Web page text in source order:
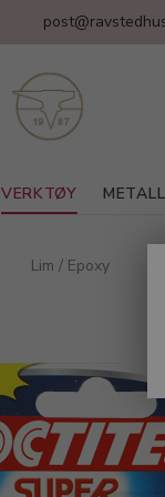
VERKTØY
Lim / Epoxy